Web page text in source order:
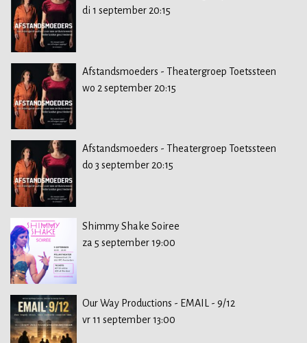
di 1 september 20:15
Afstandsmoeders - Theatergroep Toetssteen
wo 2 september 20:15
Afstandsmoeders - Theatergroep Toetssteen
do 3 september 20:15
Shimmy Shake Soiree
za 5 september 19:00
Our Way Productions - EMAIL - 9/12
vr 11 september 13:00